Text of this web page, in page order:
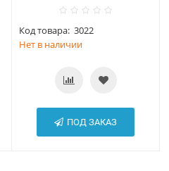
Код товара: 3022
Нет в наличии
ПОД ЗАКАЗ